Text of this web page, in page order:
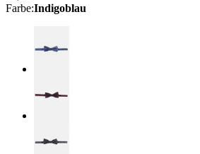
Farbe:Indigoblau